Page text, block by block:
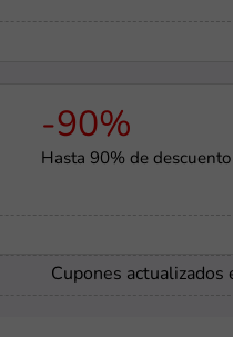
-90%
Hasta 90% de
Cupones